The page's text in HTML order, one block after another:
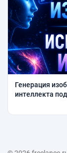
Генерация
интеллекта